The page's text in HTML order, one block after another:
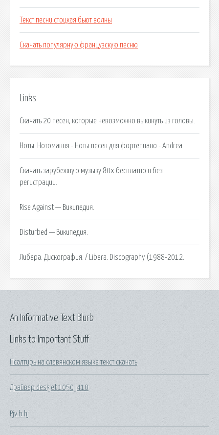
Текст песни стоцкая бьют волны
Скачать популярную французскую песню
Links
Скачать 20 песен, которые невозможно выкинуть из головы.
Ноты. Нотомания - Ноты песен для фортепиано - Andrea.
Скачать зарубежную музыку 80х бесплатно и без
регистрации.
Rise Against — Википедия.
Disturbed — Википедия.
Либера. Дискография. / Libera. Discography (1988-2012.
Links to Important Stuff
Псалтирь на славянском языке текст скачать
Драйвер deskjet 1050 j410
Pjv b hj
An Informative Text Blurb